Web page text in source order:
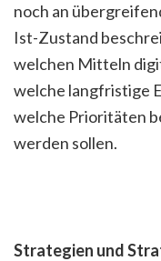
noch an
Ist-Zustand
welchen Mitteln
welche langfristige
welche Prioritäten
werden sollen.
Strategien und